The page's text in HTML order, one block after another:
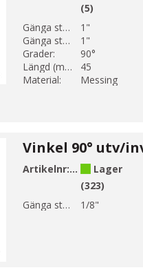
(5)
Gänga storlek 1:
1"
Gänga storlek 2:
1"
Grader:
90°
Längd (mm):
45
Material:
Messing
Artikelnr:E18-1RLager
(323)
Gänga storlek 1:
1/8"